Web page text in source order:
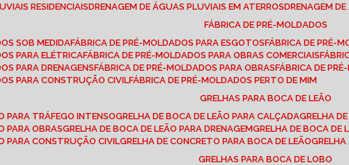
RESIDENCIAIS DRENAGEM DE ÁGUAS PLUVIAIS EM ATERROS DRENAGEM
FÁBRICA DE PRÉ-MOLDADOS
SOB MEDIDA FÁBRICA DE PRÉ-MOLDADOS PARA ESGOTOS FÁBRICA DE PRÉ-
PARA ELÉTRICA FÁBRICA DE PRÉ-MOLDADOS PARA OBRAS COMERCIAIS
PARA DRENAGENS FÁBRICA DE PRÉ-MOLDADOS PARA OBRAS FÁBRICA DE
PARA CONSTRUÇÃO CIVIL FÁBRICA DE PRÉ-MOLDADOS PERTO DE MIM
GRELHAS PARA BOCA DE LEÃO
PARA TRÁFEGO INTENSO
GRELHA DE BOCA DE LEÃO PARA CALÇADA
GRELHA
PARA OBRAS
GRELHA DE BOCA DE LEÃO PARA DRENAGEM GRELHA DE BOCA
PARA CONSTRUÇÃO CIVIL
GRELHA DE CONCRETO PARA BOCA DE LEÃO
GRELHAS PARA BOCA DE LOBO